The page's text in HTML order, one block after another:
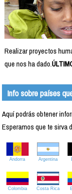
Realizar proyectos
que nos ha dado.
Info sobre países
Aquí podrás obtener
Esperamos que te sirva
Andorra Argentina
Colombia Costa Rica